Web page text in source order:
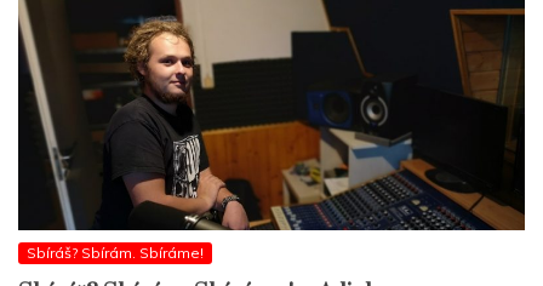
Sbíráš? Sbírám. Sbíráme!